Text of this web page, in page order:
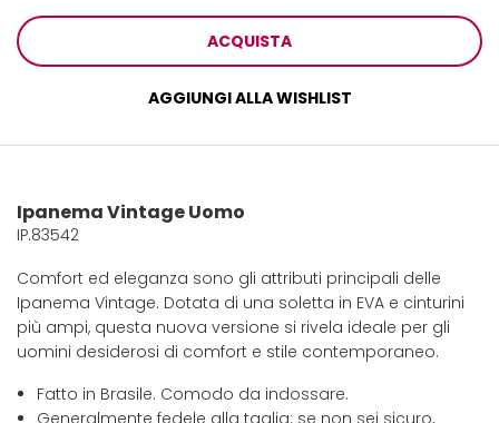
ACQUISTA
AGGIUNGI ALLA WISHLIST
Ipanema Vintage Uomo
IP.83542
Comfort ed eleganza sono gli attributi principali delle
Ipanema Vintage. Dotata di una soletta in EVA e cinturini
più ampi, questa nuova versione si rivela ideale per gli
uomini desiderosi di comfort e stile contemporaneo.
Fatto in Brasile. Comodo da indossare.